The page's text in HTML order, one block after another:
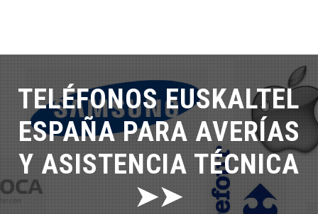
TELÉFONOS EUSKALTEL
ESPAÑA PARA AVERÍAS
Y ASISTENCIA TÉCNICA
➤➤